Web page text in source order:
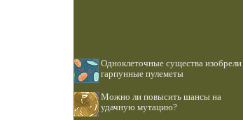
Одноклеточные существа изобрели
гарпунные пулеметы
Можно ли повысить шансы на
удачную мутацию?